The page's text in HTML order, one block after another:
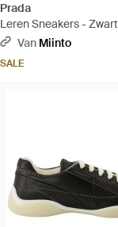
Prada
Leren Sneakers - Zwart
Van Miinto
SALE